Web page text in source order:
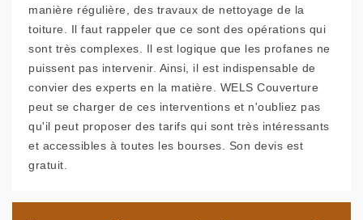
manière régulière, des travaux de nettoyage de la
toiture. Il faut rappeler que ce sont des opérations qui
sont très complexes. Il est logique que les profanes ne
puissent pas intervenir. Ainsi, il est indispensable de
convier des experts en la matière. WELS Couverture
peut se charger de ces interventions et n'oubliez pas
qu'il peut proposer des tarifs qui sont très intéressants
et accessibles à toutes les bourses. Son devis est
gratuit.